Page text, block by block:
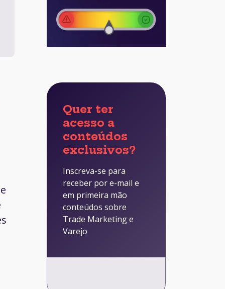
Quer ter
acesso a
conteúdos
exclusivos?
Inscreva-se para
receber por e-mail e
em primeira mão
conteúdos sobre
Trade Marketing e
Varejo